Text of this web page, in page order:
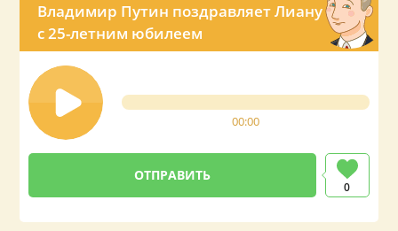
Владимир Путин поздравляет Лиану
с 25-летним юбилеем
00:00
0